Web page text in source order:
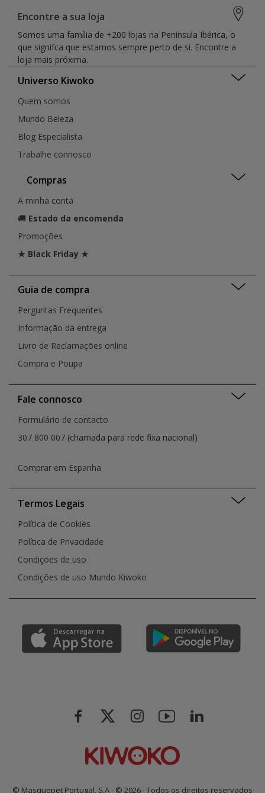
Encontre a sua loja
Somos uma família de +200 lojas na Península Ibérica, o
que signifca que estamos sempre perto de si. Encontre a
loja mais próxima.
Universo Kiwoko
Quem somos
Mundo Beleza
Blog Especialista
Trabalhe connosco
Compras
A minha conta
🚚 Estado da encomenda
Promoções
★ Black Friday ★
Guia de compra
Perguntas Frequentes
Informação da entrega
Livro de Reclamações online
Compra e Poupa
Fale connosco
Formulário de contacto
307 800 007 (chamada para rede fixa nacional)
Comprar em Espanha
Termos Legais
Política de Cookies
Política de Privacidade
Condições de uso
Condições de uso Mundo Kiwoko
© Masquepet Portugal, S.A - © 2026 - Todos os direitos reservados